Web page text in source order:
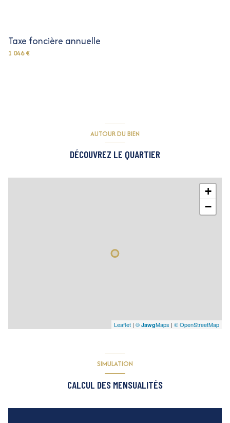
Taxe foncière annuelle
1 046 €
AUTOUR DU BIEN
DÉCOUVREZ LE QUARTIER
+
−
Leaflet | © JawgMaps | © OpenStreetMap
SIMULATION
CALCUL DES MENSUALITÉS